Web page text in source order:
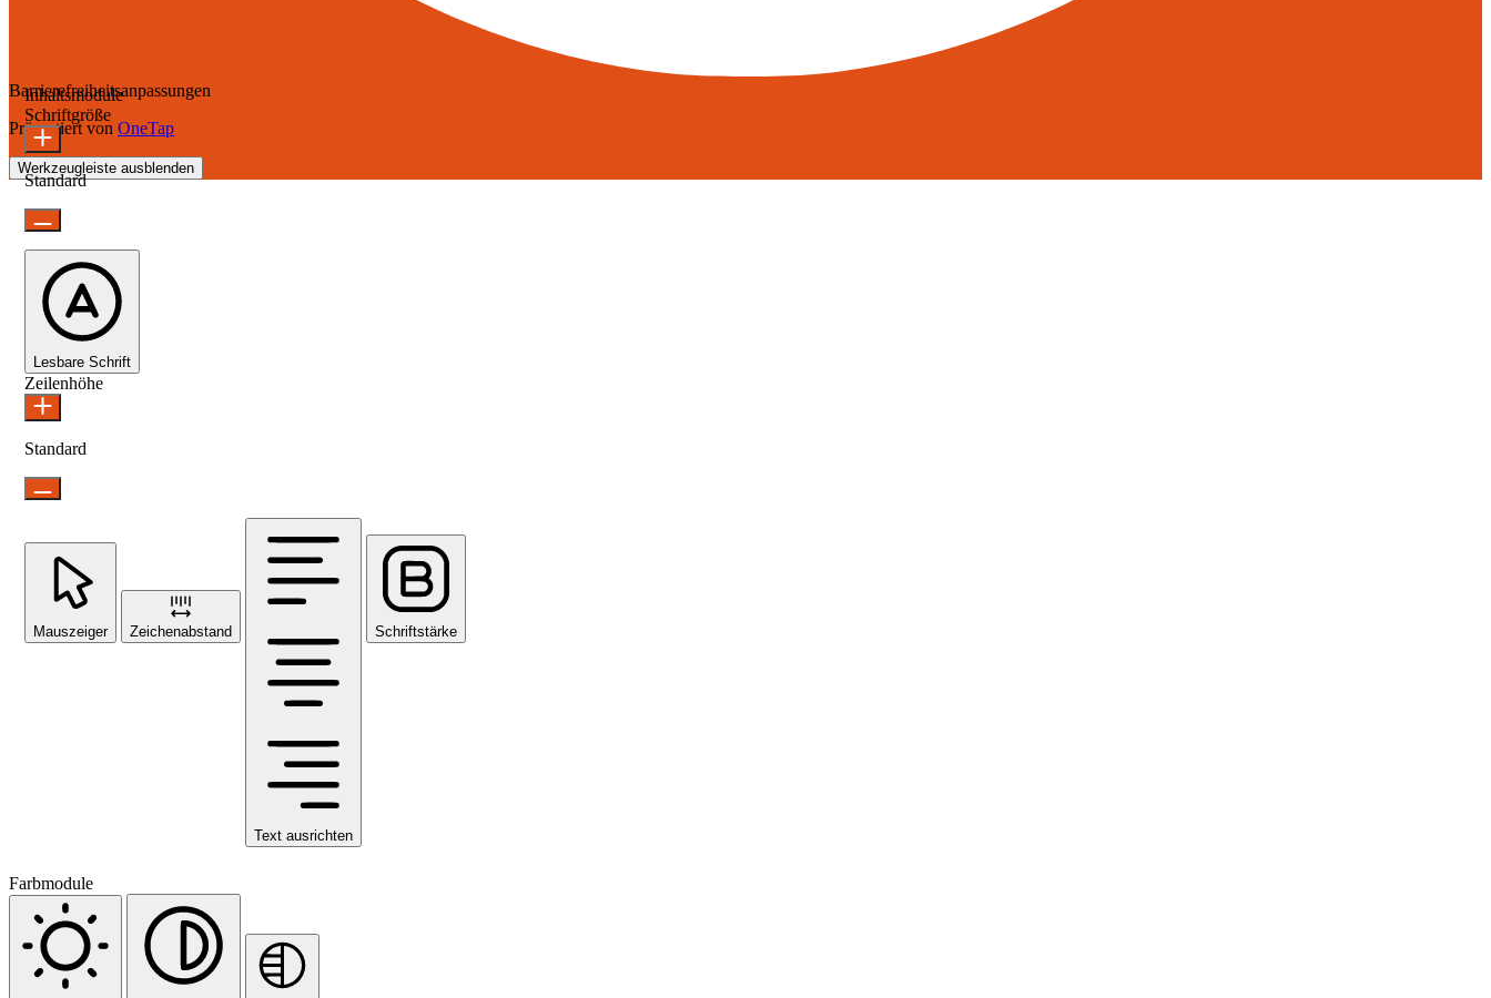
Barrierefreiheitsanpassungen
Präsentiert von OneTap
Werkzeugleiste ausblenden
Inhaltsmodule
Schriftgröße
Standard
Lesbare Schrift
Zeilenhöhe
Standard
Mauszeiger Zeichenabstand
Text ausrichten
Schriftstärke
Farbmodule